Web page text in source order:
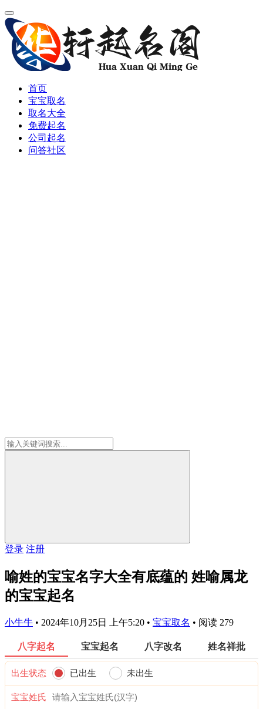
首页
宝宝取名
取名大全
免费起名
公司起名
问答社区
登录 注册
喻姓的宝宝名字大全有底蕴的 姓喻属龙
的宝宝起名
小牛牛 • 2024年10月25日 上午5:20 • 宝宝取名 • 阅读 279
八字起名 宝宝起名 八字改名 姓名祥批
出生状态 已出生 未出生
宝宝姓氏